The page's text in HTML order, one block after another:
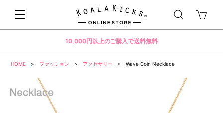
10,000円以上のご購入で送料無料
HOME > ファッション > アクセサリー > Wave Coin Necklace